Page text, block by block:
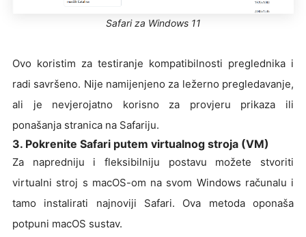
Safari za Windows 11
Ovo koristim za testiranje kompatibilnosti preglednika i
radi savršeno. Nije namijenjeno za ležerno pregledavanje,
ali je nevjerojatno korisno za provjeru prikaza ili
ponašanja stranica na Safariju.
3. Pokrenite Safari putem virtualnog stroja (VM)
Za napredniju i fleksibilniju postavu možete stvoriti
virtualni stroj s macOS-om na svom Windows računalu i
tamo instalirati najnoviji Safari. Ova metoda oponaša
potpuni macOS sustav.